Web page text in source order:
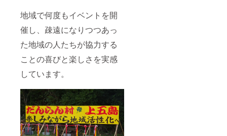
地域で何度もイベントを開
催し、疎遠になりつつあっ
た地域の人たちが協力する
ことの喜びと楽しさを実感
しています。